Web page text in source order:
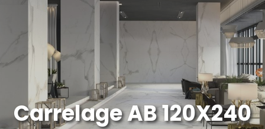
Carrelage AB 120X240